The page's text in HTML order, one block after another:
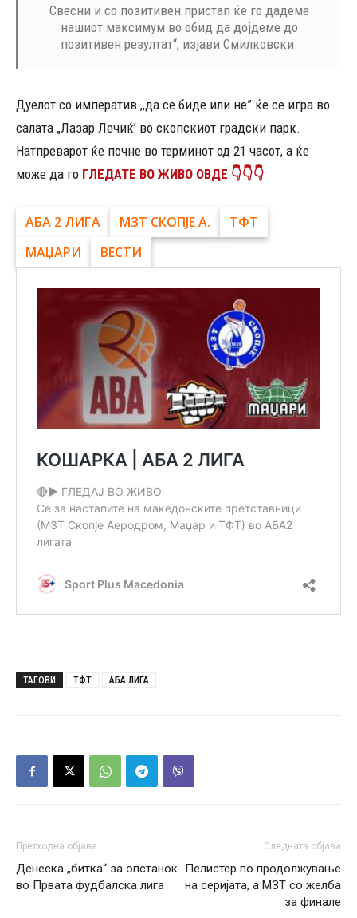
Свесни и со позитивен пристап ќе го дадеме
нашиот максимум во обид да дојдеме до
позитивен резултат“, изјави Смилковски.
Дуелот со императив ,,да се биде или не” ќе се игра во
салата „Лазар Лечиќ’ во скопскиот градски парк.
Натпреварот ќе почне во терминот од 21 часот, а ќе
може да го ГЛЕДАТЕ ВО ЖИВО ОВДЕ 👇👇👇
АБА 2 ЛИГА МЗТ СКОПЈЕ А.
ТФТ
МАЏАРИ
ВЕСТИ
ТАГОВИ ТФТ АБА ЛИГА
Претходна објава
Денеска „битка“ за опстанок
во Првата фудбалска лига
Следната објава
Пелистер по продолжување
на серијата, а МЗТ со желба
за финале